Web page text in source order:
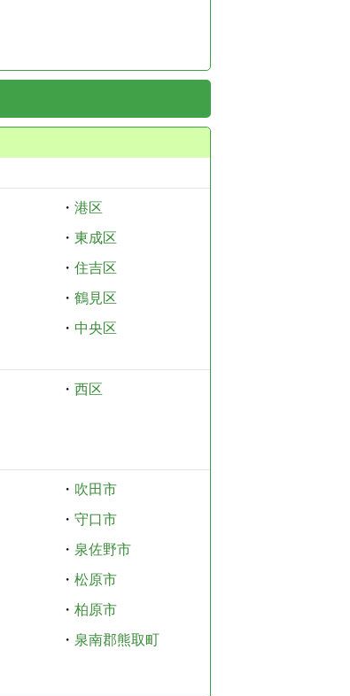
・ 港区
・ 東成区
・ 住吉区
・ 鶴見区
・ 中央区
・ 西区
・ 吹田市
・ 守口市
・ 泉佐野市
・ 松原市
・ 柏原市
・ 泉南郡熊取町